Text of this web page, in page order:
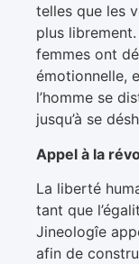
telles que les
plus
femmes ont
émotionnelle,
l’homme se
jusqu’à se
Appel à la
La liberté
tant que
Jineologîe
afin de